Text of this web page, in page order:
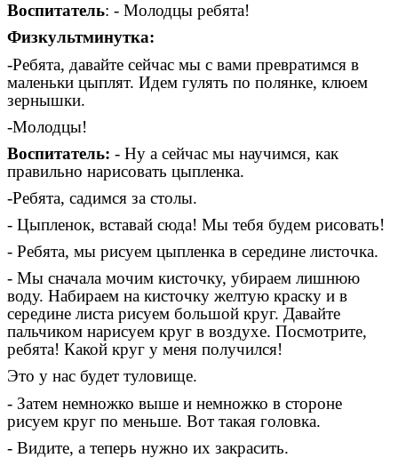
Воспитатель: - Молодцы ребята!
Физкультминутка:
-Ребята, давайте сейчас мы с вами превратимся в
маленьки цыплят. Идем гулять по полянке, клюем
зернышки.
-Молодцы!
Воспитатель: - Ну а сейчас мы научимся, как
правильно нарисовать цыпленка.
-Ребята, садимся за столы.
- Цыпленок, вставай сюда! Мы тебя будем рисовать!
- Ребята, мы рисуем цыпленка в середине листочка.
- Мы сначала мочим кисточку, убираем лишнюю
воду. Набираем на кисточку желтую краску и в
середине листа рисуем большой круг. Давайте
пальчиком нарисуем круг в воздухе. Посмотрите,
ребята! Какой круг у меня получился!
Это у нас будет туловище.
- Затем немножко выше и немножко в стороне
рисуем круг по меньше. Вот такая головка.
- Видите, а теперь нужно их закрасить.